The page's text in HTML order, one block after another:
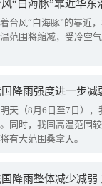
风“白海豚”靠近华
台风“白海豚”的靠近
范围将缩减，受冷空
天（8月6日至7日）
同时，我国高温范围
有大范围桑拿天。
降雨整体减少减弱